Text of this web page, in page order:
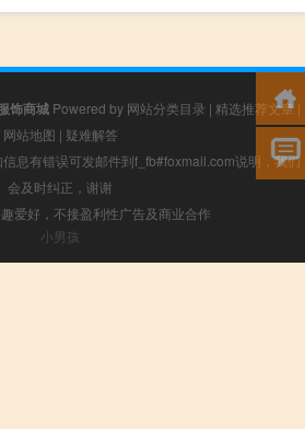
饰商城Powered by 网站分类目录 | 精选推荐文章|
网站地图 | 疑难解答
息有错误可发邮件到f_fb#foxmail.com说明，我们
会及时纠正，谢谢
爱好，不接盈利性广告及商业合作
小男孩